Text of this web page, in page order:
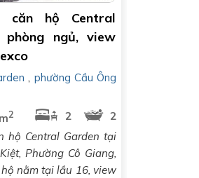
căn hộ Central
phòng ngủ, view
, phường Cầu Ông
2 2
2
hộ Central Garden tại
Phường Cô Giang,
nằm tại lầu 16, view